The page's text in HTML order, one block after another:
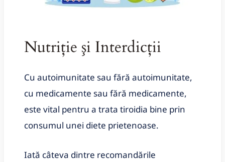
Nutriție şi Interdicții
Cu autoimunitate sau fără autoimunitate,
cu medicamente sau fără medicamente,
este vital pentru a trata tiroidia bine prin
consumul unei diete prietenoase.
Iată câteva dintre recomandările